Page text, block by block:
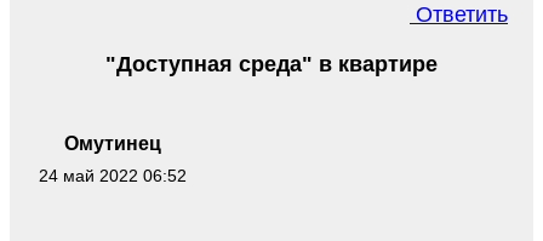
Ответить
Омутинец
24 май 2022 06:52
"Доступная среда" в квартире